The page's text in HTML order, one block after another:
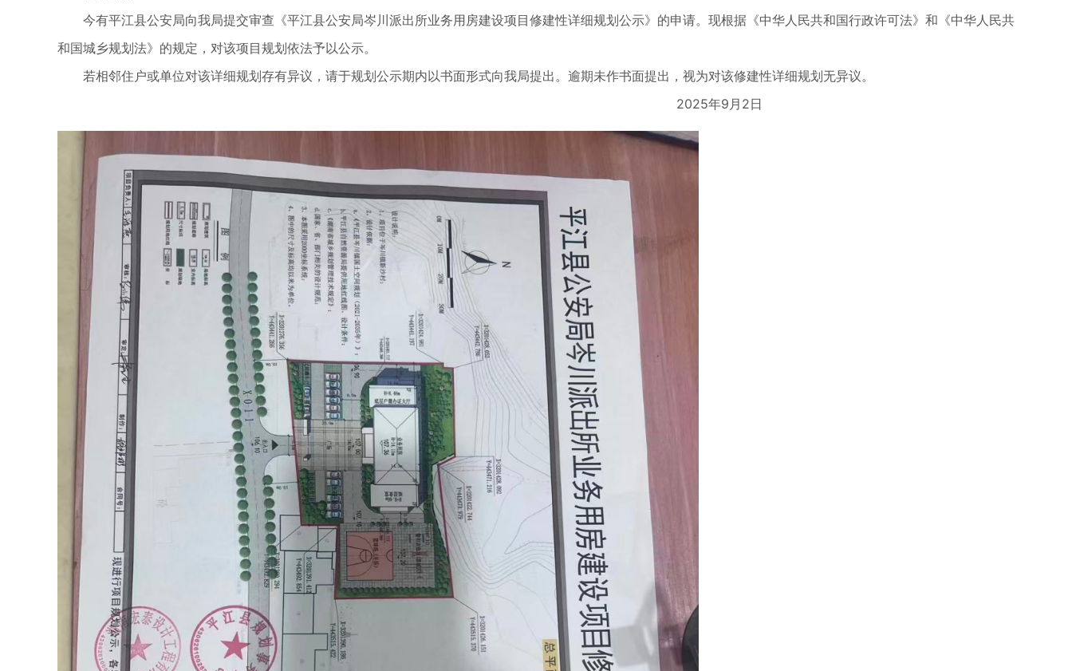
今有平江县公安局向我局提交审查《平江县公安局岑川派出所业务用房建设项目修建性详细规划公示》的申请。现根据《中华人民共和国行政许可法》和《中华人民共
和国城乡规划法》的规定，对该项目规划依法予以公示。
若相邻住户或单位对该详细规划存有异议，请于规划公示期内以书面形式向我局提出。逾期未作书面提出，视为对该修建性详细规划无异议。
2025年9月2日